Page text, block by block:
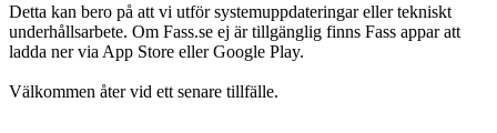
Detta kan bero på att vi utför systemuppdateringar eller tekniskt
underhållsarbete. Om Fass.se ej är tillgänglig finns Fass appar att
ladda ner via App Store eller Google Play.
Välkommen åter vid ett senare tillfälle.